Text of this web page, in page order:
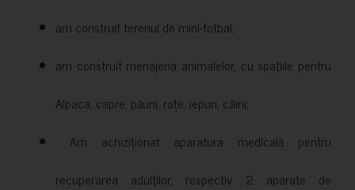
am construit terenul de mini-fotbal;
am construit menajeria animalelor, cu spațiile pentru
Alpaca, capre, păuni, rațe, iepuri, câini;
Am achiziționat aparatura medicală pentru
recuperarea adulților, respectiv 2 aparate de